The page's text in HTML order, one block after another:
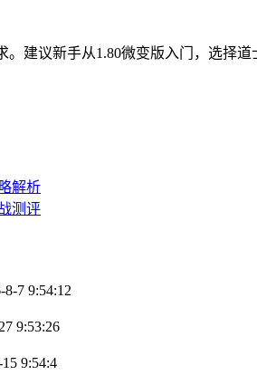
建议新手从1.80微变版入门，选择
解析
测评
7 9:54:12
9:53:26
9:54:4